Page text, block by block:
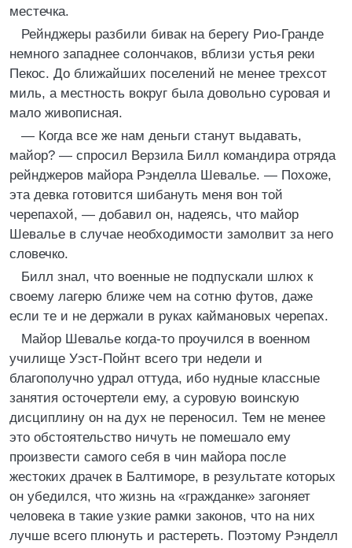
местечка.
Рейнджеры разбили бивак на берегу Рио-Гранде
немного западнее солончаков, вблизи устья реки
Пекос. До ближайших поселений не менее трехсот
миль, а местность вокруг была довольно суровая и
мало живописная.
— Когда все же нам деньги станут выдавать,
майор? — спросил Верзила Билл командира отряда
рейнджеров майора Рэнделла Шевалье. — Похоже,
эта девка готовится шибануть меня вон той
черепахой, — добавил он, надеясь, что майор
Шевалье в случае необходимости замолвит за него
словечко.
Билл знал, что военные не подпускали шлюх к
своему лагерю ближе чем на сотню футов, даже
если те и не держали в руках каймановых черепах.
Майор Шевалье когда-то проучился в военном
училище Уэст-Пойнт всего три недели и
благополучно удрал оттуда, ибо нудные классные
занятия осточертели ему, а суровую воинскую
дисциплину он на дух не переносил. Тем не менее
это обстоятельство ничуть не помешало ему
произвести самого себя в чин майора после
жестоких драчек в Балтиморе, в результате которых
он убедился, что жизнь на «гражданке» загоняет
человека в такие узкие рамки законов, что на них
лучше всего плюнуть и растереть. Поэтому Рэнделл